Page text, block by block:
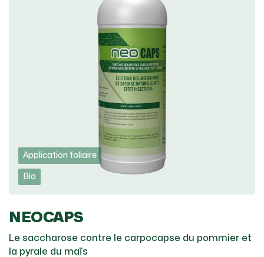
Application foliaire
Bio
NEOCAPS
Le saccharose contre le carpocapse du pommier et
la pyrale du maïs